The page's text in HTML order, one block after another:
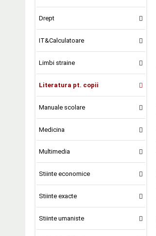
Drept
IT&Calculatoare
Limbi straine
Literatura pt. copii
Manuale scolare
Medicina
Multimedia
Stiinte economice
Stiinte exacte
Stiinte umaniste